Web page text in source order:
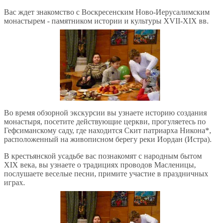
Вас ждет знакомство с Воскресенским Ново-Иерусалимским
монастырем - памятником истории и культуры XVII-XIX вв.
Во время обзорной экскурсии вы узнаете историю создания
монастыря, посетите действующие церкви, прогуляетесь по
Гефсиманскому саду, где находится Скит патриарха Никона*,
расположенный на живописном берегу реки Иордан (Истра).
В крестьянской усадьбе вас познакомят с народным бытом
XIX века, вы узнаете о традициях проводов Масленицы,
послушаете веселые песни, примите участие в праздничных
играх.